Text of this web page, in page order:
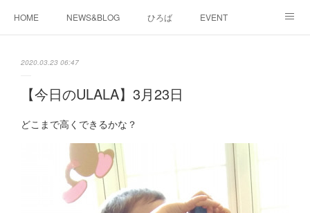
HOME NEWS&BLOG ひろば EVENT
2020.03.23 06:47
【今日のULALA】3月23日
どこまで高くできるかな？